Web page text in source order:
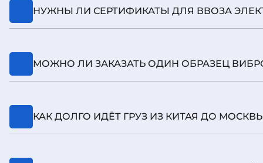
НУЖНЫ ЛИ СЕРТИФИКАТЫ ДЛЯ ВВОЗА
МОЖНО ЛИ ЗАКАЗАТЬ ОДИН ОБРАЗЕЦ
КАК ДОЛГО ИДЁТ ГРУЗ ИЗ КИТАЯ ДО